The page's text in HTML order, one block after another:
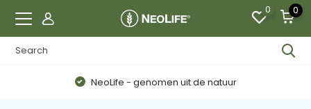
0 0
NeoLife - genomen uit de natuur